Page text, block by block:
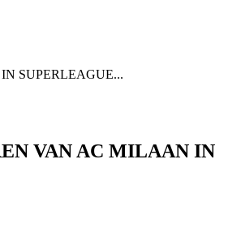
SUPERLEAGUE...
VAN AC MILAAN IN